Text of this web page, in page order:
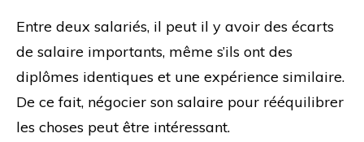
Entre deux salariés, il peut il y avoir des écarts
de salaire importants, même s’ils ont des
diplômes identiques et une expérience similaire.
De ce fait, négocier son salaire pour rééquilibrer
les choses peut être intéressant.